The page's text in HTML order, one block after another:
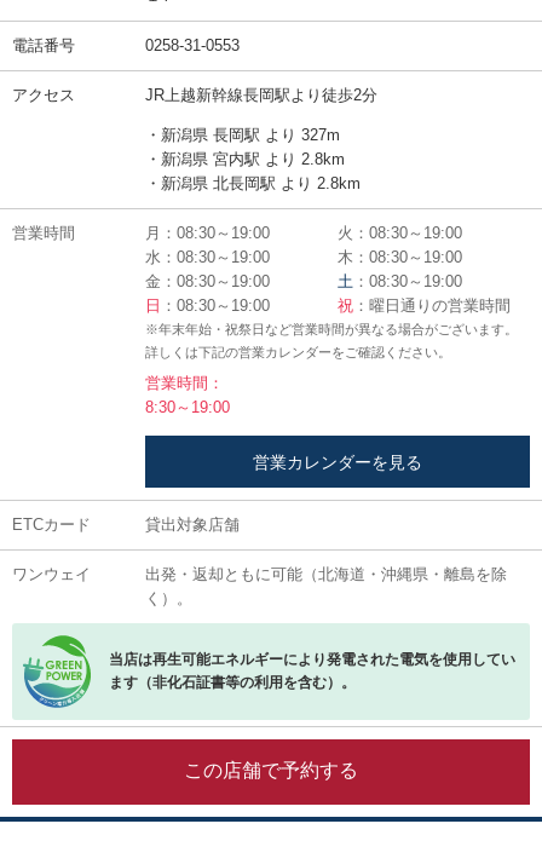
電話番号 0258-31-0553
アクセス JR上越新幹線長岡駅より徒歩2分
・新潟県 長岡駅 より 327m
・新潟県 宮内駅 より 2.8km
・新潟県 北長岡駅 より 2.8km
営業時間 月：08:30～19:00
火：08:30～19:00
水：08:30～19:00
木：08:30～19:00
金：08:30～19:00
土 ：08:30～19:00
日 ：08:30～19:00 祝 ：曜日通りの営業時間
※年末年始・祝祭日など営業時間が異なる場合がございます。
詳しくは下記の営業カレンダーをご確認ください。
営業時間：
8:30～19:00
営業カレンダーを見る
ETCカード 貸出対象店舗
ワンウェイ
出発・返却ともに可能（北海道・沖縄県・離島を除
く）。
当店は再生可能エネルギーにより発電された電気を使用してい
ます（非化石証書等の利用を含む）。
この店舗で予約する